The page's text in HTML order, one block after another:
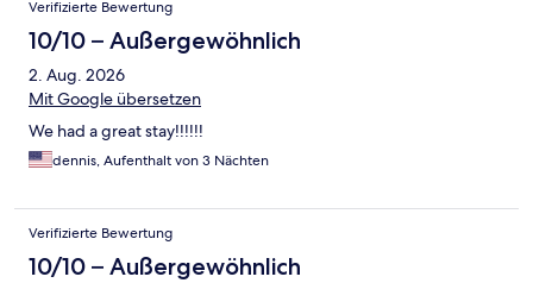
Verifizierte Bewertung
10/10 – Außergewöhnlich
2. Aug. 2026
Mit Google übersetzen
We had a great stay!!!!!!
dennis, Aufenthalt von 3 Nächten
Verifizierte Bewertung
10/10 – Außergewöhnlich